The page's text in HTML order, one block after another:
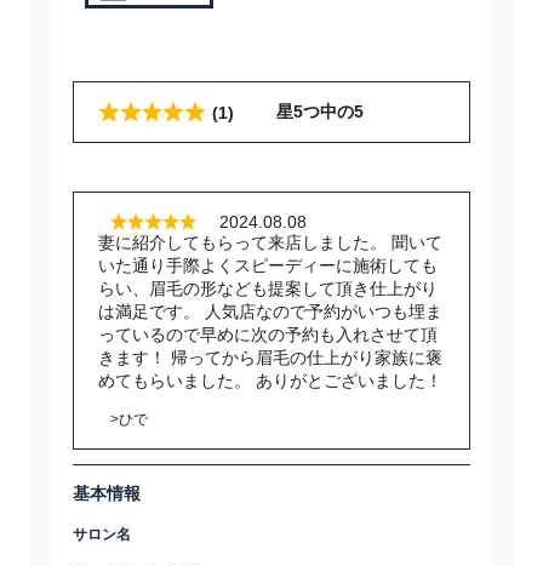
(1) 星5つ中の5
2024.08.08
妻に紹介してもらって来店しました。 聞いて
いた通り手際よくスピーディーに施術しても
らい、眉毛の形なども提案して頂き仕上がり
は満足です。 人気店なので予約がいつも埋ま
っているので早めに次の予約も入れさせて頂
きます！ 帰ってから眉毛の仕上がり家族に褒
めてもらいました。 ありがとございました！
>ひで
基本情報
サロン名